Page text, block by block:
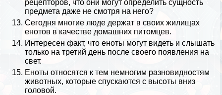
рецепторов, что они могут определить сущность
предмета даже не смотря на него?
Сегодня многие люде держат в своих жилищах
енотов в качестве домашних питомцев.
Интересен факт, что еноты могут видеть и слышать
только на третий день после своего появления на
свет.
Еноты относятся к тем немногим разновидностям
животных, которые спускаются с высоты вниз
головой.